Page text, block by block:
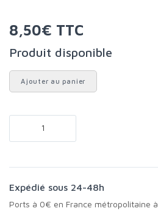
8,50€ TTC
Produit disponible
Ajouter au panier
Expédié sous 24-48h
Ports à 0€ en France métropolitaine